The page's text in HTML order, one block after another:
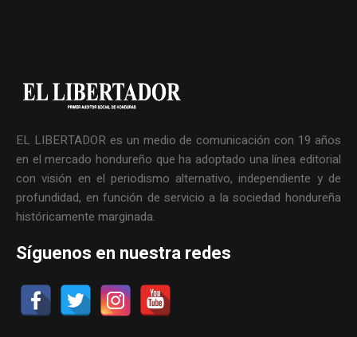
EL LIBERTADOR es un medio de comunicación con 19 años
en el mercado hondureño que ha adoptado una línea editorial
con visión en el periodismo alternativo, independiente y de
profundidad, en función de servicio a la sociedad hondureña
históricamente marginada.
Síguenos en nuestra redes